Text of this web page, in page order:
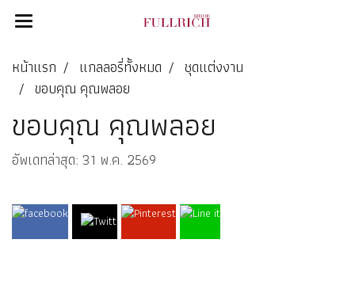
หน้าแรก แกลลอรี่ทั้งหมด
ชุดแต่งงาน
ขอบคุณ คุณพลอย
ขอบคุณ คุณพลอย
อัพเดทล่าสุด: 31 พ.ค. 2569